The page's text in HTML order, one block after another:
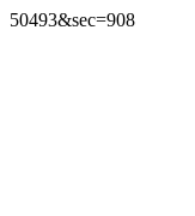
50493&sec=908